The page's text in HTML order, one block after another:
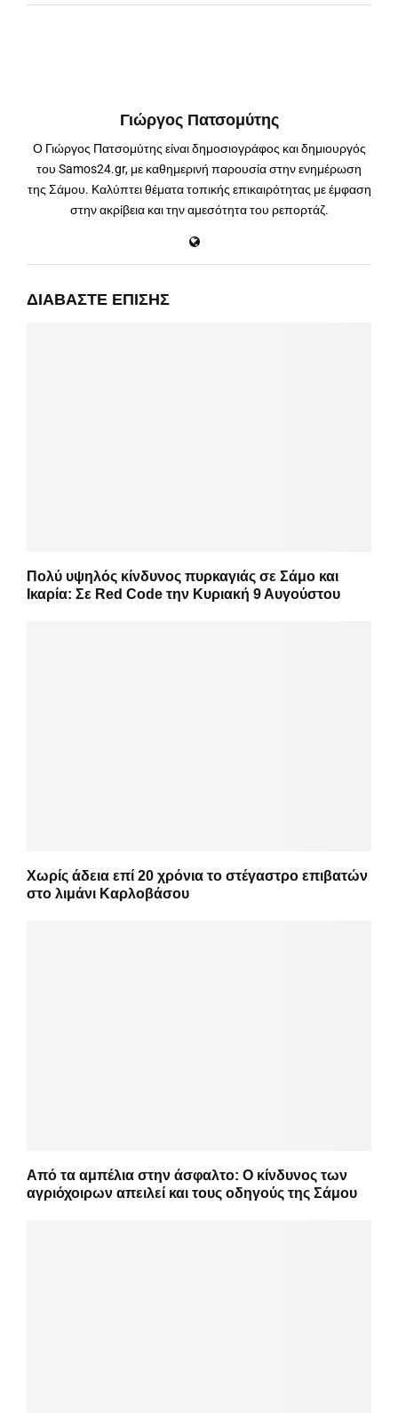
Γιώργος Πατσομύτης
Ο Γιώργος Πατσομύτης είναι δημοσιογράφος και δημιουργός
του Samos24.gr, με καθημερινή παρουσία στην ενημέρωση
της Σάμου. Καλύπτει θέματα τοπικής επικαιρότητας με έμφαση
στην ακρίβεια και την αμεσότητα του ρεπορτάζ.
ΔΙΑΒΆΣΤΕ ΕΠΊΣΗΣ
Πολύ υψηλός κίνδυνος πυρκαγιάς σε Σάμο και
Ικαρία: Σε Red Code την Κυριακή 9 Αυγούστου
Χωρίς άδεια επί 20 χρόνια το στέγαστρο επιβατών
στο λιμάνι Καρλοβάσου
Από τα αμπέλια στην άσφαλτο: Ο κίνδυνος των
αγριόχοιρων απειλεί και τους οδηγούς της Σάμου